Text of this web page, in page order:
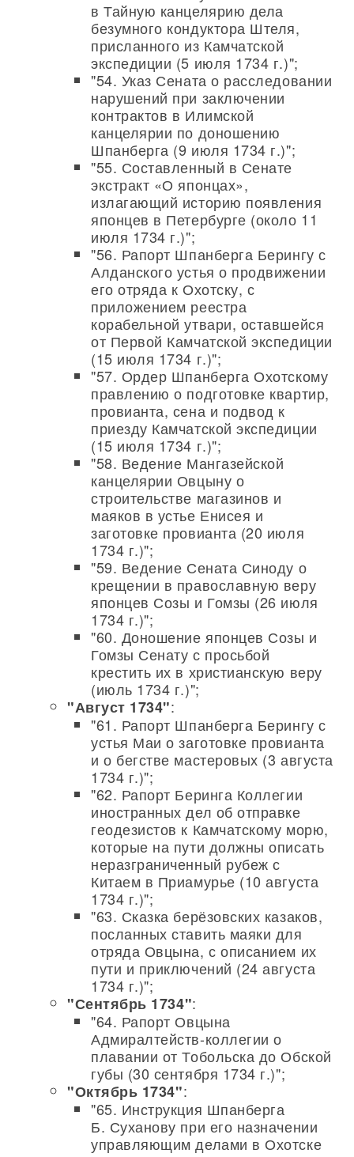
в Тайную канцелярию дела
безумного кондуктора Штеля,
присланного из Камчатской
экспедиции (5 июля 1734 г.)";
"54. Указ Сената о расследовании
нарушений при заключении
контрактов в Илимской
канцелярии по доношению
Шпанберга (9 июля 1734 г.)";
"55. Составленный в Сенате
экстракт «О японцах»,
излагающий историю появления
японцев в Петербурге (около 11
июля 1734 г.)";
"56. Рапорт Шпанберга Берингу с
Алданского устья о продвижении
его отряда к Охотску, с
приложением реестра
корабельной утвари, оставшейся
от Первой Камчатской экспедиции
(15 июля 1734 г.)";
"57. Ордер Шпанберга Охотскому
правлению о подготовке квартир,
провианта, сена и подвод к
приезду Камчатской экспедиции
(15 июля 1734 г.)";
"58. Ведение Мангазейской
канцелярии Овцыну о
строительстве магазинов и
маяков в устье Енисея и
заготовке провианта (20 июля
1734 г.)";
"59. Ведение Сената Синоду о
крещении в православную веру
японцев Созы и Гомзы (26 июля
1734 г.)";
"60. Доношение японцев Созы и
Гомзы Сенату с просьбой
крестить их в христианскую веру
(июль 1734 г.)";
"Август 1734":
"61. Рапорт Шпанберга Берингу с
устья Маи о заготовке провианта
и о бегстве мастеровых (3 августа
1734 г.)";
"62. Рапорт Беринга Коллегии
иностранных дел об отправке
геодезистов к Камчатскому морю,
которые на пути должны описать
неразграниченный рубеж с
Китаем в Приамурье (10 августа
1734 г.)";
"63. Сказка берёзовских казаков,
посланных ставить маяки для
отряда Овцына, с описанием их
пути и приключений (24 августа
1734 г.)";
"Сентябрь 1734":
"64. Рапорт Овцына
Адмиралтейств-коллегии о
плавании от Тобольска до Обской
губы (30 сентября 1734 г.)";
"Октябрь 1734":
"65. Инструкция Шпанберга
Б. Суханову при его назначении
управляющим делами в Охотске